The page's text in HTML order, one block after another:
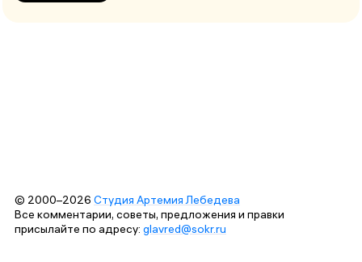
© 2000–2026 Студия Артемия Лебедева
Все комментарии, советы, предложения и правки
присылайте по адресу: glavred@sokr.ru